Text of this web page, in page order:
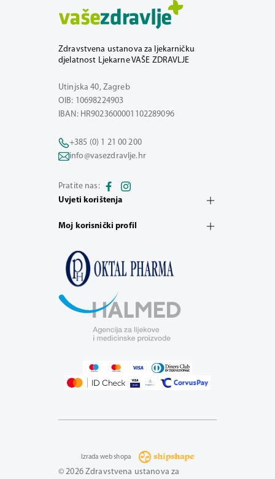
Zdravstvena ustanova za ljekarničku
djelatnost Ljekarne VAŠE ZDRAVLJE
Utinjska 40, Zagreb
OIB: 10698224903
IBAN: HR9023600001102289096
+385 (0) 1 21 00 200
info@vasezdravlje.hr
Pratite nas:
Uvjeti korištenja
Moj korisnički profil
© 2026 Zdravstvena ustanova za
Izrada web shopa